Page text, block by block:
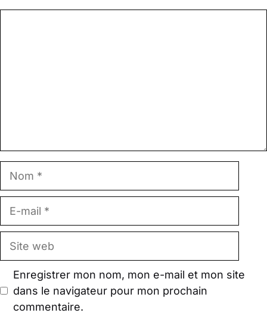
Site
Enregistrer mon nom, mon e-mail et mon site
dans le navigateur pour mon prochain
commentaire.